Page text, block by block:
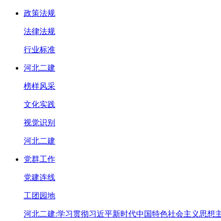
政策法规
法律法规
行业标准
河北二建
榜样风采
文化实践
视觉识别
河北二建
党群工作
党建连线
工团园地
河北二建:学习贯彻习近平新时代中国特色社会主义思想